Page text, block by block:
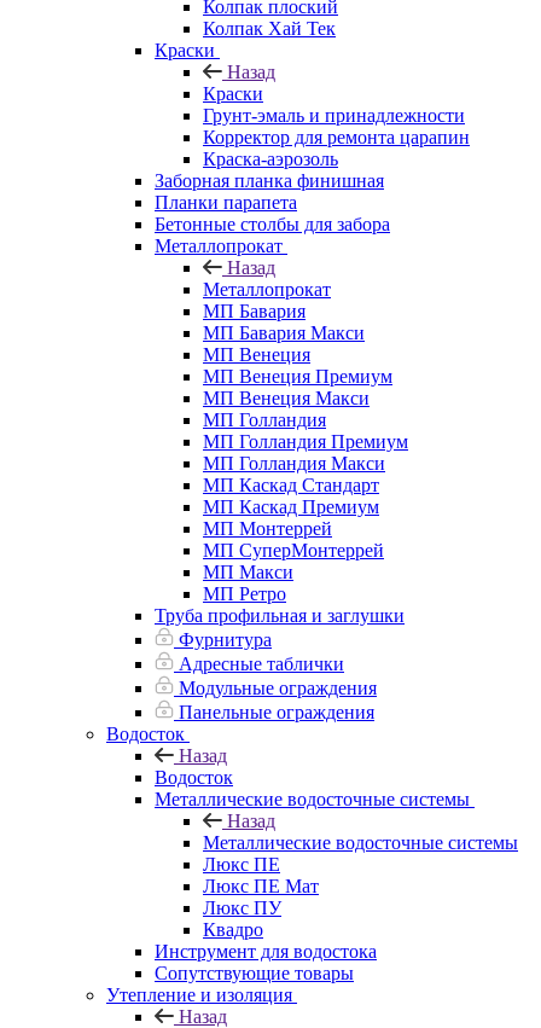
Колпак плоский
Колпак Хай Тек
Краски
Назад
Краски
Грунт-эмаль и принадлежности
Корректор для ремонта царапин
Краска-аэрозоль
Заборная планка финишная
Планки парапета
Бетонные столбы для забора
Металлопрокат
Назад
Металлопрокат
МП Бавария
МП Бавария Макси
МП Венеция
МП Венеция Премиум
МП Венеция Макси
МП Голландия
МП Голландия Премиум
МП Голландия Макси
МП Каскад Стандарт
МП Каскад Премиум
МП Монтеррей
МП СуперМонтеррей
МП Макси
МП Ретро
Труба профильная и заглушки
Фурнитура
Адресные таблички
Модульные ограждения
Панельные ограждения
Водосток
Назад
Водосток
Металлические водосточные системы
Назад
Металлические водосточные системы
Люкс ПЕ
Люкс ПЕ Мат
Люкс ПУ
Квадро
Инструмент для водостока
Сопутствующие товары
Утепление и изоляция
Назад